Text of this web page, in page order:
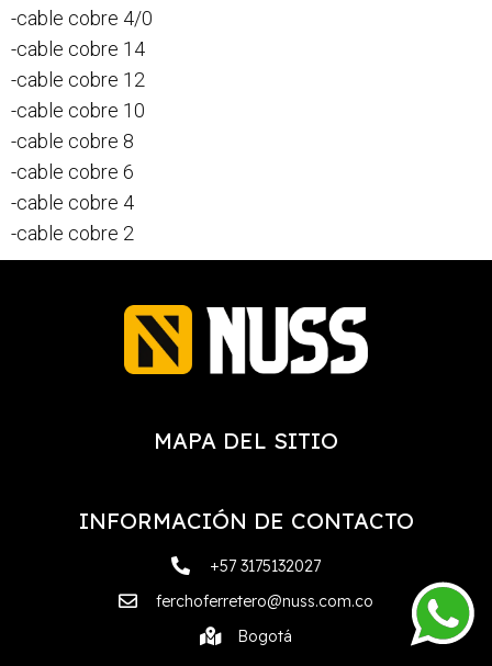
-cable cobre 4/0
-cable cobre 14
-cable cobre 12
-cable cobre 10
-cable cobre 8
-cable cobre 6
-cable cobre 4
-cable cobre 2
MAPA DEL SITIO
INFORMACIÓN DE CONTACTO
+57 3175132027
ferchoferretero@nuss.com.co
Bogotá